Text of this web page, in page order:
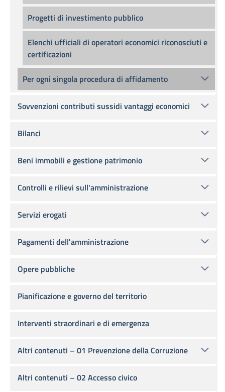
Progetti di investimento pubblico
Elenchi ufficiali di operatori economici riconosciuti e
certificazioni
Per ogni singola procedura di affidamento
Sovvenzioni contributi sussidi vantaggi economici
Bilanci
Beni immobili e gestione patrimonio
Controlli e rilievi sull'amministrazione
Servizi erogati
Pagamenti dell'amministrazione
Opere pubbliche
Pianificazione e governo del territorio
Interventi straordinari e di emergenza
Altri contenuti – 01 Prevenzione della Corruzione
Altri contenuti – 02 Accesso civico